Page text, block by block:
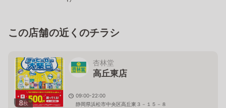
この店舗の近くのチラシ
8枚
杏林堂
高丘東店
09:00-22:00
静岡県浜松市中央区高丘東３－１５－８